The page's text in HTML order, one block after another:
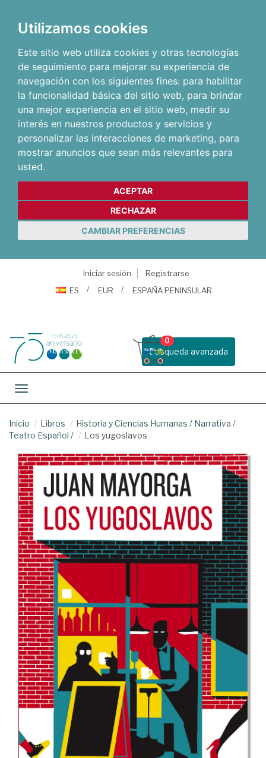
Utilizamos cookies
Este sitio web utiliza cookies y otras tecnologías
de seguimiento para mejorar su experiencia de
navegación con los siguientes fines: para habilitar
la funcionalidad básica del sitio web, para brindar
una mejor experiencia en el sitio web, medir su
interés en nuestros productos y servicios y
personalizar las interacciones de marketing, para
mostrar anuncios que sean más relevantes para
usted.
ACEPTAR
RECHAZAR
CAMBIAR PREFERENCIAS
Iniciar sesión
Registrarse
ES
EUR ESPAÑA PENINSULAR
Busqueda avanzada
0
Toggle navigation
Inicio Libros Historia y Ciencias Humanas / Narrativa /
Teatro Español / Los yugoslavos